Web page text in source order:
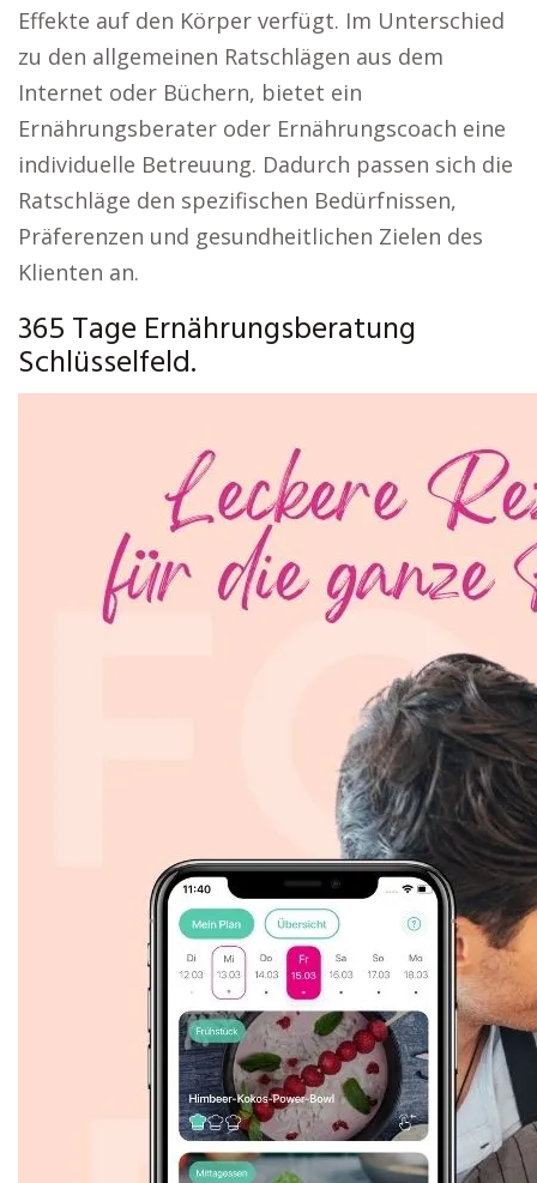
Effekte auf den Körper verfügt. Im Unterschied
zu den allgemeinen Ratschlägen aus dem
Internet oder Büchern, bietet ein
Ernährungsberater oder Ernährungscoach eine
individuelle Betreuung. Dadurch passen sich die
Ratschläge den spezifischen Bedürfnissen,
Präferenzen und gesundheitlichen Zielen des
Klienten an.
365 Tage Ernährungsberatung
Schlüsselfeld.